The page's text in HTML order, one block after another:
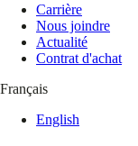
Carrière
Nous joindre
Actualité
Contrat d'achat
Français
English